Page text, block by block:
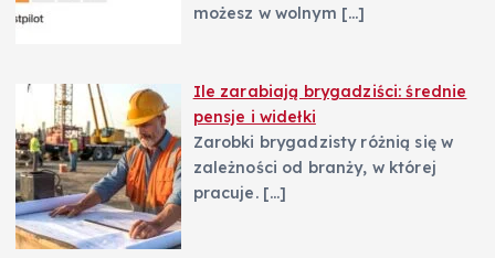
możesz w wolnym […]
Ile zarabiają brygadziści: średnie
pensje i widełki
Zarobki brygadzisty różnią się w
zależności od branży, w której
pracuje. […]